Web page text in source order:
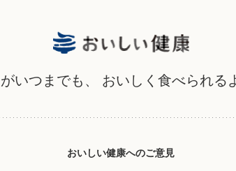
いつまでも、 おいしく食べられる
おいしい健康へのご意見